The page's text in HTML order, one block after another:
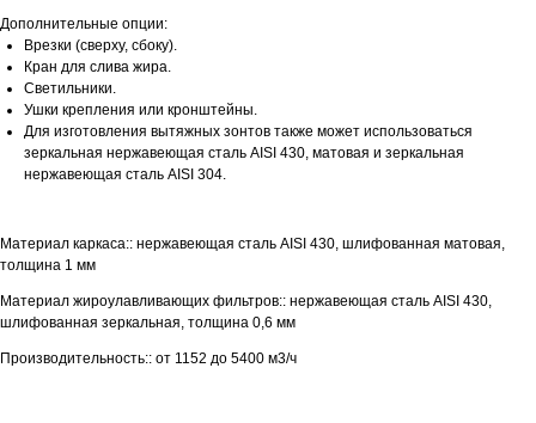
Дополнительные опции:
Врезки (сверху, сбоку).
Кран для слива жира.
Светильники.
Ушки крепления или кронштейны.
Для изготовления вытяжных зонтов также может использоваться
зеркальная нержавеющая сталь AISI 430, матовая и зеркальная
нержавеющая сталь AISI 304.
Материал каркаса:: нержавеющая сталь AISI 430, шлифованная матовая,
толщина 1 мм
Материал жироулавливающих фильтров:: нержавеющая сталь AISI 430,
шлифованная зеркальная, толщина 0,6 мм
Производительность:: от 1152 до 5400 м3/ч